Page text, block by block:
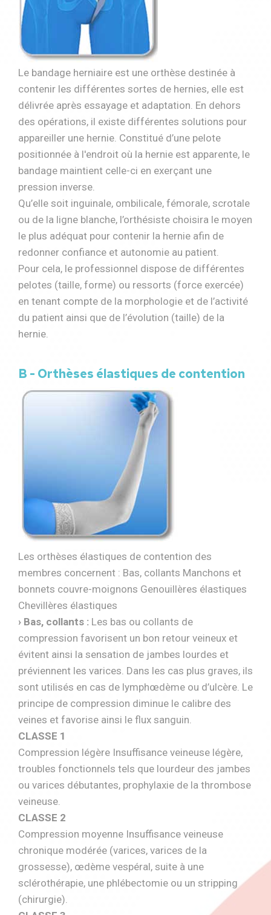
Le bandage herniaire est une orthèse destinée à
contenir les différentes sortes de hernies, elle est
délivrée après essayage et adaptation. En dehors
des opérations, il existe différentes solutions pour
appareiller une hernie. Constitué d’une pelote
positionnée à l'endroit où la hernie est apparente, le
bandage maintient celle-ci en exerçant une
pression inverse.
Qu’elle soit inguinale, ombilicale, fémorale, scrotale
ou de la ligne blanche, l’orthésiste choisira le moyen
le plus adéquat pour contenir la hernie afin de
redonner confiance et autonomie au patient.
Pour cela, le professionnel dispose de différentes
pelotes (taille, forme) ou ressorts (force exercée)
en tenant compte de la morphologie et de l’activité
du patient ainsi que de l’évolution (taille) de la
hernie.
B - Orthèses élastiques de contention
Les orthèses élastiques de contention des
membres concernent : Bas, collants Manchons et
bonnets couvre-moignons Genouillères élastiques
Chevillères élastiques
› Bas, collants : Les bas ou collants de
compression favorisent un bon retour veineux et
évitent ainsi la sensation de jambes lourdes et
préviennent les varices. Dans les cas plus graves, ils
sont utilisés en cas de lymphœdème ou d’ulcère. Le
principe de compression diminue le calibre des
veines et favorise ainsi le flux sanguin.
CLASSE 1
Compression légère Insuffisance veineuse légère,
troubles fonctionnels tels que lourdeur des jambes
ou varices débutantes, prophylaxie de la thrombose
veineuse.
CLASSE 2
Compression moyenne Insuffisance veineuse
chronique modérée (varices, varices de la
grossesse), œdème vespéral, suite à une
sclérothérapie, une phlébectomie ou un stripping
(chirurgie).